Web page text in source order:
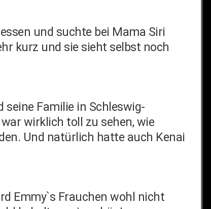
und suchte bei Mama Siri
kurz und sie sieht selbst noch
Familie in Schleswig-
wirklich toll zu sehen, wie
Und natürlich hatte auch Kenai
Emmy`s Frauchen wohl nicht